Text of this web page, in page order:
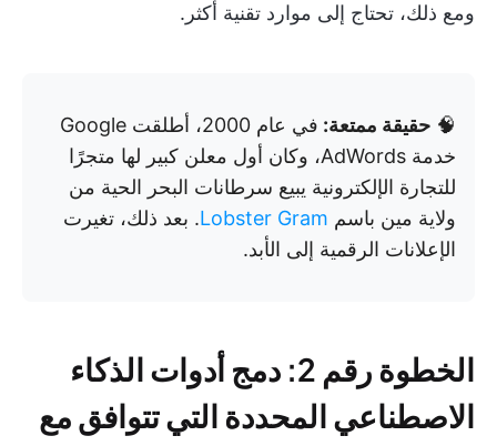
ومع ذلك، تحتاج إلى موارد تقنية أكثر.
🧠 حقيقة ممتعة:
في عام 2000، أطلقت Google
خدمة AdWords، وكان أول معلن كبير لها متجرًا
للتجارة الإلكترونية يبيع سرطانات البحر الحية من
ولاية مين باسم Lobster Gram. بعد ذلك، تغيرت
الإعلانات الرقمية إلى الأبد.
الخطوة رقم 2: دمج أدوات الذكاء
الاصطناعي المحددة التي تتوافق مع